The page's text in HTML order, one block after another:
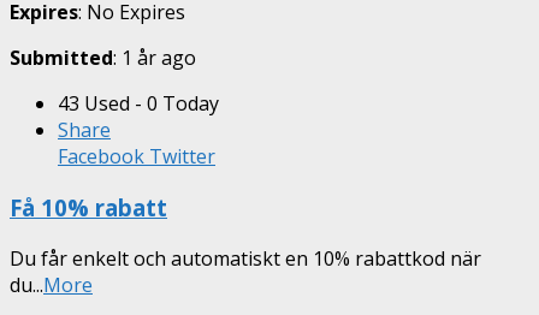
Expires: No Expires
Submitted: 1 år ago
43 Used - 0 Today
Share
Facebook Twitter
Få 10% rabatt
Du får enkelt och automatiskt en 10% rabattkod när
du...More